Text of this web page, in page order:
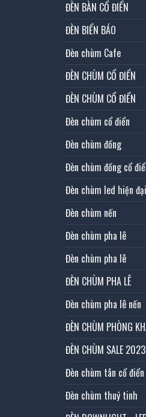
ĐÈN BÀN CỔ ĐIỂN
ĐÈN BIỂN BÁO
Đèn chùm Cafe
ĐÈN CHÙM CỔ ĐIỂN
ĐÈN CHÙM CỔ ĐIỂN
Đèn chùm cổ điển
Đèn chùm đồng
Đèn chùm đồng cổ
Đèn chùm led hiện đại
Đèn chùm nến
Đèn chùm pha lê
Đèn chùm pha lê
ĐÈN CHÙM PHA LÊ
Đèn chùm pha lê nến
ĐÈN CHÙM PHÒNG
ĐÈN CHÙM SALE 2023
Đèn chùm tân cổ điển
Đèn chùm thuỷ tinh